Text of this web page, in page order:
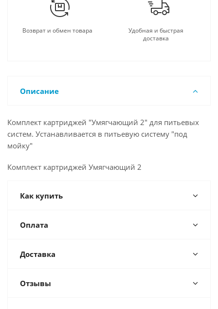
Возврат и обмен товара
Удобная и быстрая
доставка
Описание
Комплект картриджей "Умягчающий 2" для питьевых
систем. Устанавливается в питьевую систему "под
мойку"
Комплект картриджей Умягчающий 2
Как купить
Оплата
Доставка
Отзывы